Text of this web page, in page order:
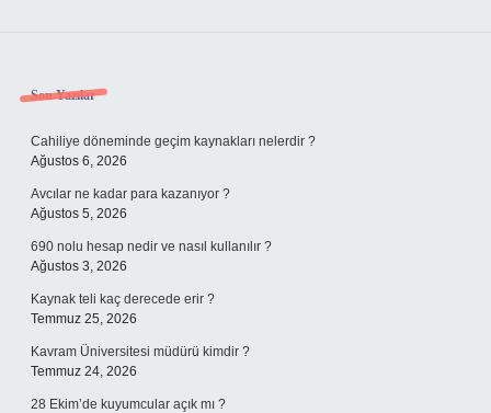
Sidebar
Son Yazılar
Cahiliye döneminde geçim kaynakları nelerdir ?
Ağustos 6, 2026
Avcılar ne kadar para kazanıyor ?
Ağustos 5, 2026
690 nolu hesap nedir ve nasıl kullanılır ?
Ağustos 3, 2026
Kaynak teli kaç derecede erir ?
Temmuz 25, 2026
Kavram Üniversitesi müdürü kimdir ?
Temmuz 24, 2026
28 Ekim’de kuyumcular açık mı ?